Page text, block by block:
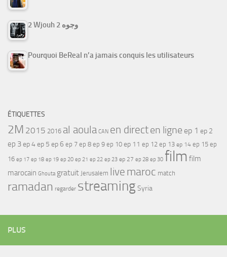
2 Wjouh 2 وجوه
Pourquoi BeReal n’a jamais conquis les utilisateurs
ÉTIQUETTES
2M 2015 2016 al aoula CAN en directen ligne ep 1 ep 2
ep 3ep 4ep 5 ep 6 ep 7 ep 8 ep 9 ep 10 ep 11 ep 12 ep 13 ep 14 ep 15 ep
16 ep 17 ep 18 ep 19 ep 20 ep 21 ep 22 ep 23 ep 27 ep 28 ep 30 film film
marocain Ghouta gratuit Jerusalem live maroc match
ramadan regarder streamingSyria
PLUS